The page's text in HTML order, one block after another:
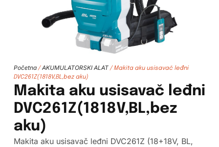
Početna/ AKUMULATORSKI ALAT/ Makita aku usisavač leđni
DVC261Z(1818V,BL,bez aku)
Makita aku usisavač leđni
DVC261Z(1818V,BL,bez
aku)
Makita aku usisavač leđni DVC261Z (18+18V, BL,